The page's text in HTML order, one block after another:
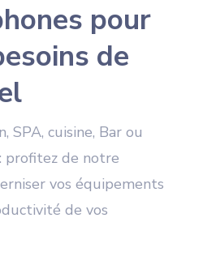
pour
de
SPA, cuisine, Bar ou
profitez de notre
vos équipements
de vos